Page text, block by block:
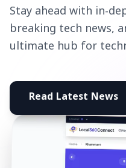
Stay ahead with in-
breaking tech news,
ultimate hub for
Read Latest News